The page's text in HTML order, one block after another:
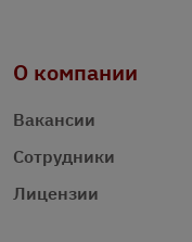
О компании
Вакансии
Сотрудники
Лицензии